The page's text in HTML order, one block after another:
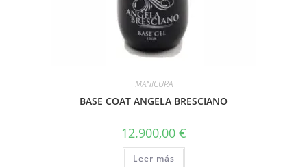
MANICURA
BASE COAT ANGELA BRESCIANO
12.900,00 €
Leer más